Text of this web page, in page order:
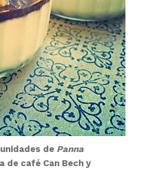
de Panna
de café Can Bech y